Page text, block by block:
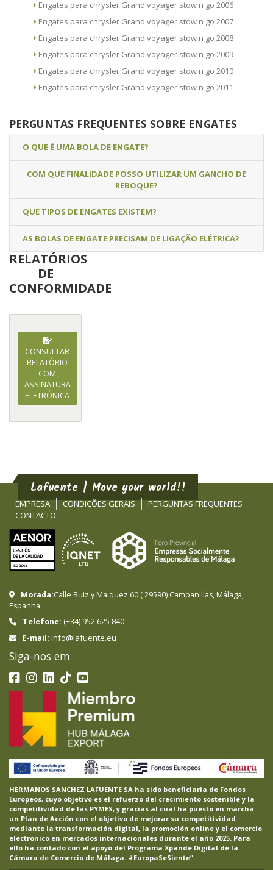
Engates para chrysler Grand voyager stow n go 2006
Engates para chrysler Grand voyager stow n go 2007
Engates para chrysler Grand voyager stow n go 2008
Engates para chrysler Grand voyager stow n go 2009
Engates para chrysler Grand voyager stow n go 2010
Engates para chrysler Grand voyager stow n go 2011
PERGUNTAS FREQUENTES SOBRE ENGATES
O QUE É UMA BOLA DE ENGATE?
COM QUE FINALIDADE POSSO UTILIZAR UM GANCHO DE
REBOQUE?
QUE TIPOS DE ENGATES EXISTEM?
AS BOLAS DE ENGATE PRECISAM DE LIGAÇÃO ELÉTRICA?
RELATÓRIOS
DE
CONFORMIDADE
CONSULTAR
RELATÓRIO
COM
ASSINATURA
ELETRÓNICA
Lafuente | Move your world!!
EMPRESA CONDIÇÕES GERAIS
PERGUNTAS FREQUENTES
CONTACTO
Morada:Calle Ruiz y Maiquez 60 (29590) Campanillas, Málaga,
Espanha
Telefone: (+34) 952 625 840
E-mail: info@lafuente.eu
Siga-nos em
HERMANOS SANCHEZ LAFUENTE SA ha sido beneficiaria de Fondos
Europeos, cuyo objetivo es el refuerzo del crecimiento sostenible y la
competitividad de las PYMES, y gracias al cual ha puesto en marcha
un Plan de Acción con el objetivo de mejorar su competitividad
mediante la transformación digital, la promoción online y el comercio
electrónico en mercados internacionales durante el año 2025. Para
ello ha contado con el apoyo del Programa Xpande Digital de la
Cámara de Comercio de Málaga. #EuropaSeSiente”.